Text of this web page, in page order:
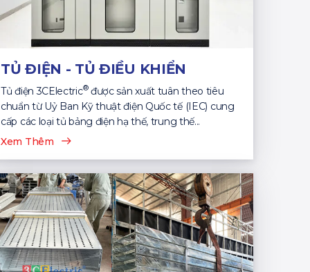
TỦ ĐIỆN - TỦ ĐIỀU KHIỂN
Tủ điện 3CElectric®được sản xuất tuân theo tiêu
chuẩn từ Uỷ Ban Kỹ thuật điện Quốc tế (IEC) cung
cấp các loại tủ bảng điện hạ thế, trung thế...
Xem Thêm